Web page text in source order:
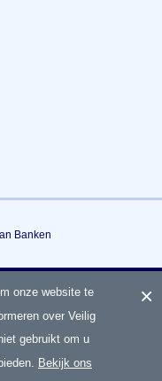
Banken
van banken
onze website te
over Veilig
gebruikt om u
Bekijk ons
×